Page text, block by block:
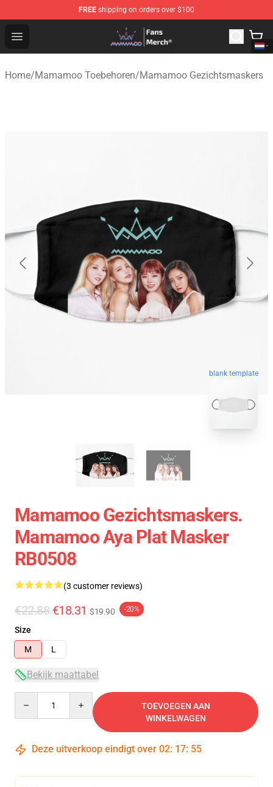
FREE shipping on orders over $100
Open menu
Mamamoo Store - Official Mamamoo Merchandise Shop
Home/Mamamoo Toebehoren/Mamamoo Gezichtsmaskers
blank template
Mamamoo Gezichtsmaskers.
Mamamoo Aya Plat Masker
RB0508
(3 customer reviews)
€22.88 €18.31 $19.90 -20%
Size
M
L
Bekijk maattabel
TOEVOEGEN AAN
WINKELWAGEN
Deze uitverkoop eindigt over 02: 17: 54